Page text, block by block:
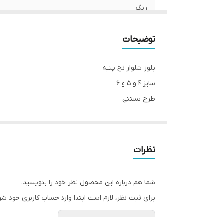
رنگ
توضیحات
بلوز شلوار نخ پنبه
سایز ۴ و ۵ و ۶
طرح بستنی
۴:پهنا۲۵،آستین۲۳، قدبلوز۳۵،شلوار۴۳
۵:پهنا۲۶،آستین ۲۵، قدبلوز۳۸،شلوار۴۵
نظرات
شما هم درباره این محصول نظر خود را بنویسید.
برای ثبت نظر، لازم است ابتدا وارد حساب کاربری خود